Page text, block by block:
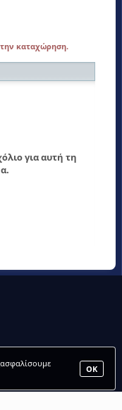
την καταχώρηση.
για αυτή τη
ΟΚ